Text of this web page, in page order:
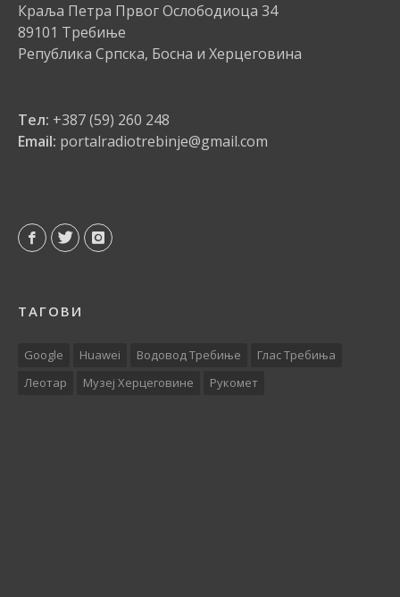
Краља Петра Првог Ослободиоца 34
89101 Требиње
Република Српска, Босна и Херцеговина
Тел: +387 (59) 260 248
Email: portalradiotrebinje@gmail.com
ТАГОВИ
Google Huawei Водовод Требиње
Глас Требиња
Леотар
Музеј Херцеговине Рукомет